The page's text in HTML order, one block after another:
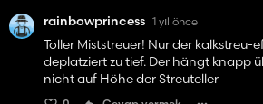
rainbowprincess 1 yıl önce
Toller Miststreuer! Nur der kalkstreu-
deplatziert zu tief. Der hängt knapp
nicht auf Höhe der Streuteller